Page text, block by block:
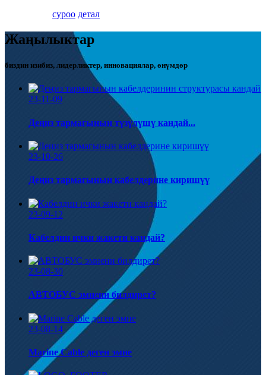
суроо детал
Жаңылыктар
биздин изибиз, лидерликтер, инновациялар, өнүмдөр
23-11-09
Деңиз тармагынын түзүлүшү кандай...
23-10-26
Деңиз тармагынын кабелдерине киришүү
23-09-12
Кабелдин ички жакети кандай?
23-08-30
АВТОБУС эмнени билдирет?
23-08-14
Marine Cable деген эмне